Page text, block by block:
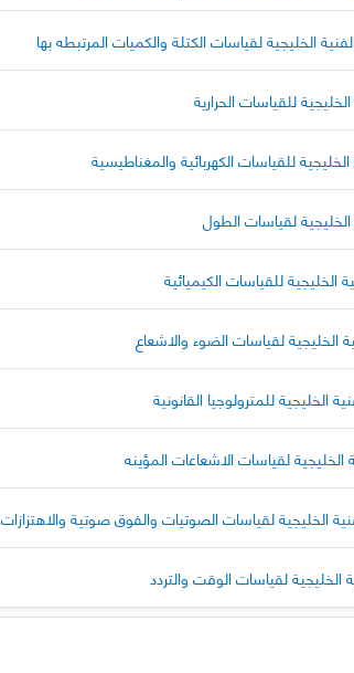
الخليجية لقياسات الكتلة والكميات المرتبطه بها
للقياسات الحرارية
الخليجية للقياسات الكهربائية والمغناطيسية
الخليجية لقياسات الطول
الخليجية للقياسات الكيميائية
الخليجية لقياسات الضوء والاشعاع
الخليجية للمترولوجيا القانونية
الخليجية لقياسات الاشعاعات المؤينه
الخليجية لقياسات الصوتيات والفوق صوتية والاهتزازات
الخليجية لقياسات الوقت والتردد